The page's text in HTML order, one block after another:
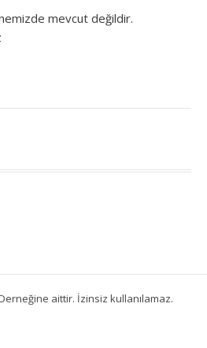
mevcut değildir.
aittir. İzinsiz kullanılamaz.